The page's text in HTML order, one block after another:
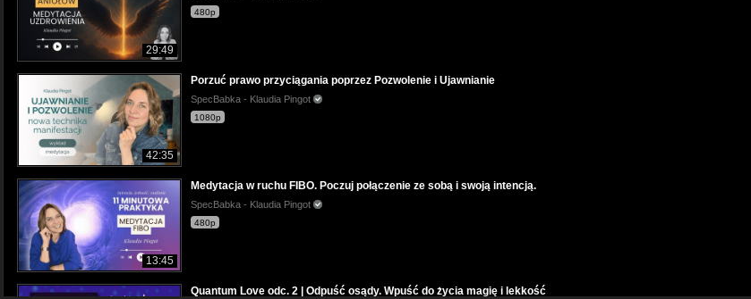
29:49
480p
42:35
Porzuć prawo przyciągania poprzez Pozwolenie i Ujawnianie
SpecBabka - Klaudia Pingot
1080p
13:45
Medytacja w ruchu FIBO. Poczuj połączenie ze sobą i swoją intencją.
SpecBabka - Klaudia Pingot
480p
Quantum Love odc. 2 | Odpuść osądy. Wpuść do życia magię i lekkość